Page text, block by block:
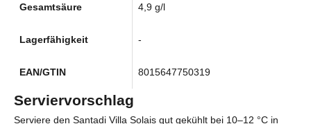
Gesamtsäure 4,9 g/l
Lagerfähigkeit -
EAN/GTIN 8015647750319
Serviervorschlag
Serviere den Santadi Villa Solais gut gekühlt bei 10–12 °C in